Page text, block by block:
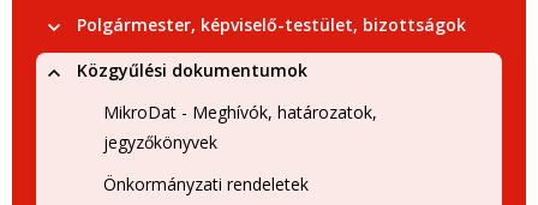
Polgármester, képviselő-testület, bizottságok
Közgyűlési dokumentumok
MikroDat - Meghívók, határozatok,
jegyzőkönyvek
Önkormányzati rendeletek